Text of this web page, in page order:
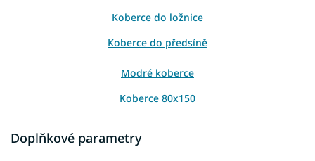
Koberce do ložnice
Koberce do předsíně
Modré koberce
Koberce 80x150
Koberce 160x220
Doplňkové parametry